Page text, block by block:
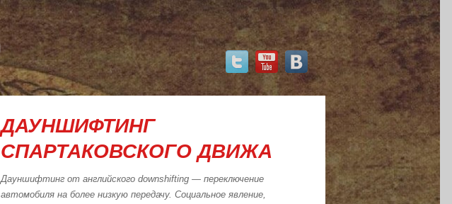
ДАУНШИФТИНГ
СПАРТАКОВСКОГО ДВИЖА
Дауншифтинг от английского downshifting — переключение
автомобиля на более низкую передачу. Социальное явление,